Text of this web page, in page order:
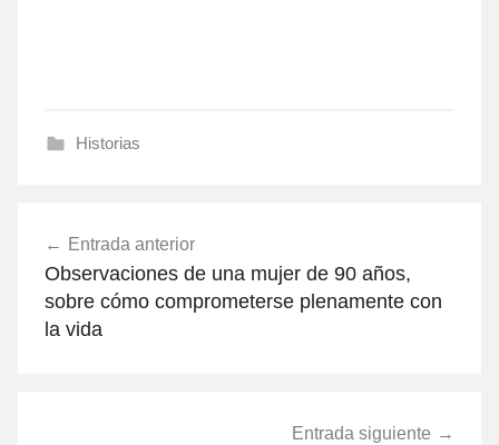
Historias
de
entradas
Entrada anterior
Observaciones de una mujer de 90 años,
sobre cómo comprometerse plenamente con
la vida
Entrada siguiente